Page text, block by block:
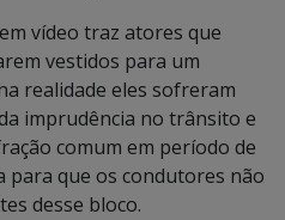
vídeo traz atores que
vestidos para um
realidade eles sofreram
imprudência no trânsito e
comum em período de
para que os condutores não
desse bloco.